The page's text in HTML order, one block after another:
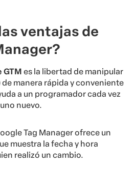
ventajas de
GTM es la libertad de manipular
manera rápida y conveniente
a un programador cada vez
nuevo.
Tag Manager ofrece un
muestra la fecha y hora
realizó un cambio.